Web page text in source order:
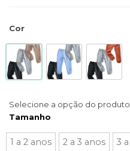
Cor
Selecione a opção do produto
Tamanho
1 a 2 anos 2 a 3 anos 3